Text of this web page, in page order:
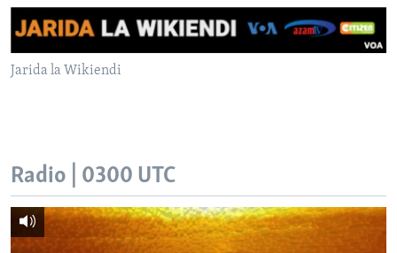
Jarida la Wikiendi
Radio | 0300 UTC